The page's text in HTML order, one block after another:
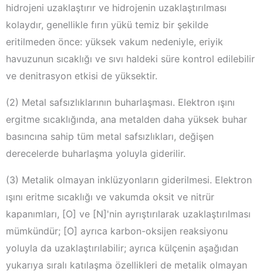
hidrojeni uzaklaştırır ve hidrojenin uzaklaştırılması
kolaydır, genellikle fırın yükü temiz bir şekilde
eritilmeden önce: yüksek vakum nedeniyle, eriyik
havuzunun sıcaklığı ve sıvı haldeki süre kontrol edilebilir
ve denitrasyon etkisi de yüksektir.
(2) Metal safsızlıklarının buharlaşması. Elektron ışını
ergitme sıcaklığında, ana metalden daha yüksek buhar
basıncına sahip tüm metal safsızlıkları, değişen
derecelerde buharlaşma yoluyla giderilir.
(3) Metalik olmayan inklüzyonların giderilmesi. Elektron
ışını eritme sıcaklığı ve vakumda oksit ve nitrür
kapanımları, [O] ve [N]'nin ayrıştırılarak uzaklaştırılması
mümkündür; [O] ayrıca karbon-oksijen reaksiyonu
yoluyla da uzaklaştırılabilir; ayrıca külçenin aşağıdan
yukarıya sıralı katılaşma özellikleri de metalik olmayan